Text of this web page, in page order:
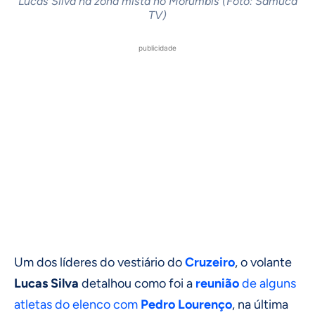
TV)
publicidade
Um dos líderes do vestiário doCruzeiro, o volante
Lucas Silva detalhou como foi a reuniãode alguns
atletas do elenco com Pedro Lourenço, na última